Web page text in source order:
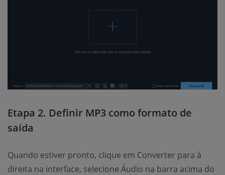
Etapa 2. Definir MP3 como formato de
saída
Quando estiver pronto, clique em Converter para à
direita na interface, selecione Áudio na barra acima do